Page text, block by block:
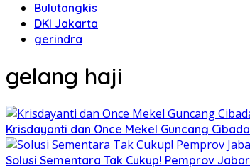
Bulutangkis
DKI Jakarta
gerindra
gelang haji
Krisdayanti dan Once Mekel Guncang
Solusi Sementara Tak Cukup! Pemprov